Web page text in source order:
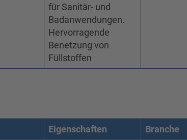
für Sanitär- und
Badanwendungen.
Hervorragende
Benetzung von
Füllstoffen
Eigenschaften Branche